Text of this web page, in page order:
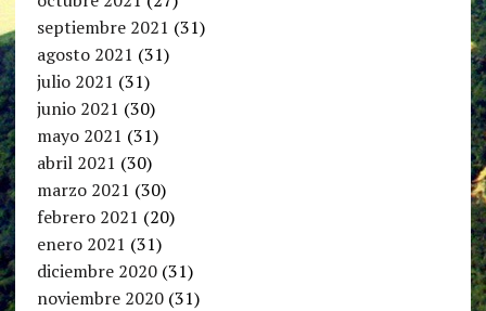
septiembre 2021 (31)
agosto 2021 (31)
julio 2021 (31)
junio 2021 (30)
mayo 2021 (31)
abril 2021 (30)
marzo 2021 (30)
febrero 2021 (20)
enero 2021 (31)
diciembre 2020(31)
noviembre 2020(31)